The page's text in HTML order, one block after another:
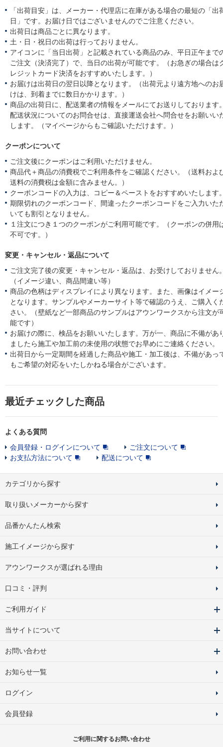
「出荷目安」は、メーカー・代理店に在庫がある場合の最短の「出
日」です。お届け日ではございませんのでご注意ください。
出荷日は商品ごとに異なります。
土・日・祝日の出荷は行っておりません。
アイコンに「当日出荷」と記載されている商品のみ、平日正午まで
ご注文（決済完了）で、当日の出荷が可能です。（お急ぎの場合は
レジットカード決済をおすすめいたします。）
お届けは出荷日の翌日以降となります。（出荷元より遠方地へのお
けは、到着までに数日かかります。）
商品の出荷日に、配送業者の情報をメールにてお送りしております
配送状況についてのお問合せは、直接運送会社へ問合せをお願いい
します。（マイページからもご確認いただけます。）
クーポンについて
ご注文後にクーポンはご利用いただけません。
商品代＋商品の消費税でご利用条件をご確認ください。（送料およ
送料の消費税は金額に含みません。）
クーポンコードの入力は、コピー＆ペーストをおすすめいたします
期限切れのクーポンコード、間違ったクーポンコードをご入力いた
いても割引となりません。
１注文につき１つのクーポンがご利用可能です。（クーポンの併用
不可です。）
変更・キャンセル・返品について
ご注文完了後の変更・キャンセル・返品は、お受けしておりません
（イメージ違い、商品間違い等）
商品の色柄はディスプレイにより異なります。また、画像はイメー
となります。サンプルやメーカーサイト等で確認のうえ、ご購入く
さい。（壁紙など一部商品のサンプルはアウンワークスから注文が
能です）
お届けの際に、検品をお願いいたします。万が一、商品に不備があ
ましたら施工や加工前の未使用の状態でお早めにご連絡ください。
出荷日から一定期間を経過した商品や施工・加工後は、不備があっ
もご希望の対応をいたしかねる場合がございます。
最近チェックした商品
よくある質問
会員登録・ログインについて
ご注文について
お支払方法について
配送について
カテゴリから探す
取り扱いメーカーから探す
品番かんたん検索
施工イメージから探す
アウンワークスが選ばれる理由
口コミ・評判
ご利用ガイド
当サイトについて
お問い合わせ
お知らせ一覧
ログイン
会員登録
ご利用に関するお問い合わせ